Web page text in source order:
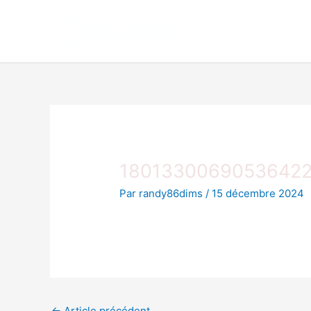
18013300690536422
Par randy86dims/ 15 décembre 2024